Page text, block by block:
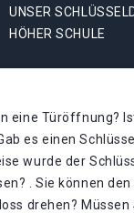
UNSER
HÖHER SCHULE
eine Türöffnung?
es einen
wurde der
. Sie können den
drehen? Müssen